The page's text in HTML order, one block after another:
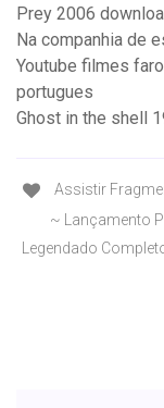
Prey 2006
Na companhia de
Youtube filmes
portugues
Ghost in the shell
Assistir
~ Lançamento
Legendado